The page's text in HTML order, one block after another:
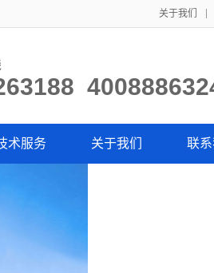
关于我们
术服务 关于我们 联系